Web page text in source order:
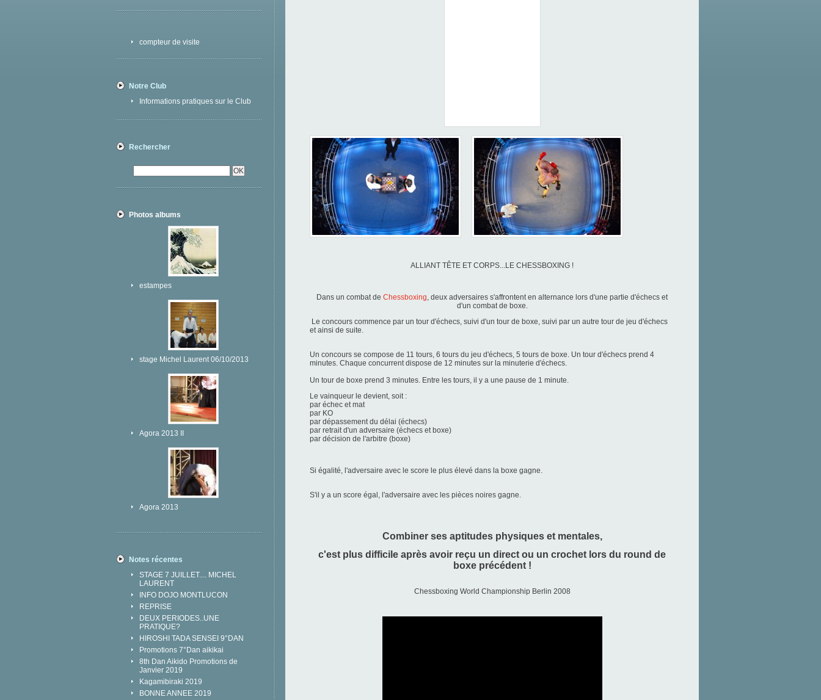
compteur de visite
Notre Club
Informations pratiques sur le Club
Rechercher
Photos albums
estampes
stage Michel Laurent 06/10/2013
Agora 2013 II
Agora 2013
Notes récentes
STAGE 7 JUILLET.... MICHEL
LAURENT
INFO DOJO MONTLUCON
REPRISE
DEUX PERIODES..UNE
PRATIQUE?
HIROSHI TADA SENSEI 9°DAN
Promotions 7°Dan aikikai
8th Dan Aikido Promotions de
Janvier 2019
Kagamibiraki 2019
BONNE ANNEE 2019
ALLIANT TÊTE ET CORPS...LE CHESSBOXING !
Dans un combat de Chessboxing, deux adversaires s'affrontenten alternance lors d'une partie d'échecs et
d'un combat de boxe.
Le concours commence par un tour d'échecs, suivi d'un tour de boxe, suivi par un autre tour de jeu d'échecs
et ainsi de suite.
Un concours se compose de 11 tours, 6 tours du jeu d'échecs, 5 tours de boxe. Un tour d'échecs prend 4
minutes. Chaque concurrent dispose de 12 minutes sur la minuterie d'échecs.
Un tour de boxe prend 3 minutes. Entre les tours, il y a une pause de 1 minute.
Le vainqueur le devient, soit :
par échec et mat
par KO
par dépassement du délai (échecs)
par retrait d'un adversaire (échecs et boxe)
par décision de l'arbitre (boxe)
Si égalité, l'adversaire avec le score le plus élevé dans la boxe gagne.
S'il y a un score égal, l'adversaire avec les pièces noires gagne.
Combiner ses aptitudes physiques et mentales,
c'est plus difficile après avoir reçu un direct ou un crochet lors du round de
boxe précédent !
Chessboxing World Championship Berlin 2008